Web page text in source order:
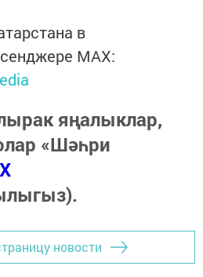
в
MАХ:
яңалыклар,
«Шәһри
новости